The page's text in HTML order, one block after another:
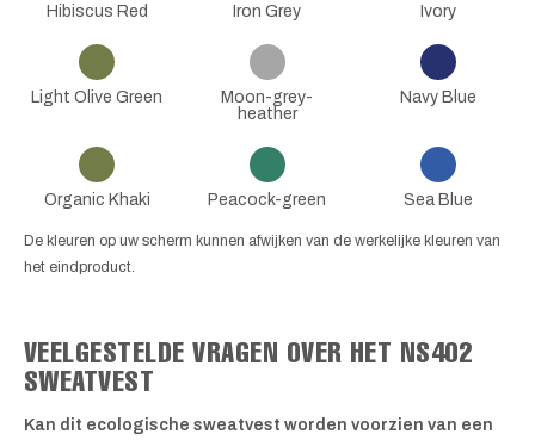
Hibiscus Red Iron Grey Ivory
Light Olive Green
Moon-grey-
heather
Navy Blue
Organic Khaki Peacock-green Sea Blue
De kleuren op uw scherm kunnen afwijken van de werkelijke kleuren van
het eindproduct.
VEELGESTELDE VRAGEN OVER HET NS402
SWEATVEST
Kan dit ecologische sweatvest worden voorzien van een